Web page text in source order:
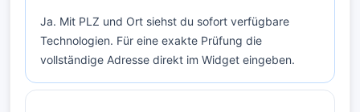
Ja. Mit PLZ und Ort siehst du sofort verfügbare
Technologien. Für eine exakte Prüfung die
vollständige Adresse direkt im Widget eingeben.